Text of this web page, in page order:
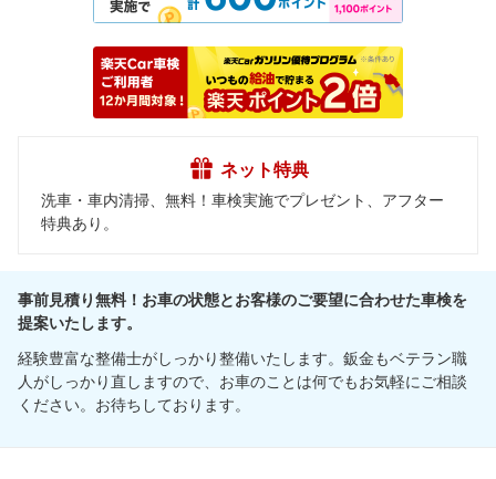
ネット特典
洗車・車内清掃、無料！車検実施でプレゼント、アフター
特典あり。
事前見積り無料！お車の状態とお客様のご要望に合わせた車検を
提案いたします。
経験豊富な整備士がしっかり整備いたします。鈑金もベテラン職
人がしっかり直しますので、お車のことは何でもお気軽にご相談
ください。お待ちしております。